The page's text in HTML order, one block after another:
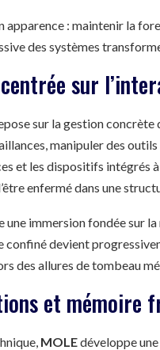
apparence : maintenir la
des systèmes
sur
sur la gestion concrète
manipuler des
et les dispositifs intégrés
enfermé dans une
immersion fondée sur
confiné devient
des allures de tombeau
et mémoire
MOLEdéveloppe